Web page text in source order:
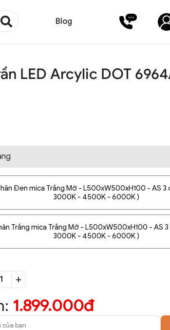
Blog
LED Arcylic DOT
Đen mica Trắng Mờ - L500xW500xH100 - AS 3
3000K - 4500K - 6000K )
Trắng mica Trắng Mờ - L500xW500xH100 - AS
3000K - 4500K - 6000K )
+
1.899.000đ